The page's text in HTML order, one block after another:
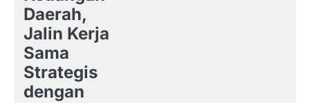
Daerah,
Jalin Kerja
Sama
Strategis
dengan